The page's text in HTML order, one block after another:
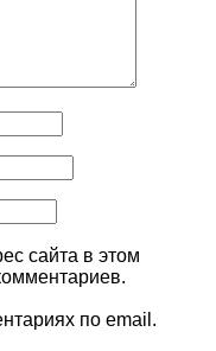
сайта в этом
по email.